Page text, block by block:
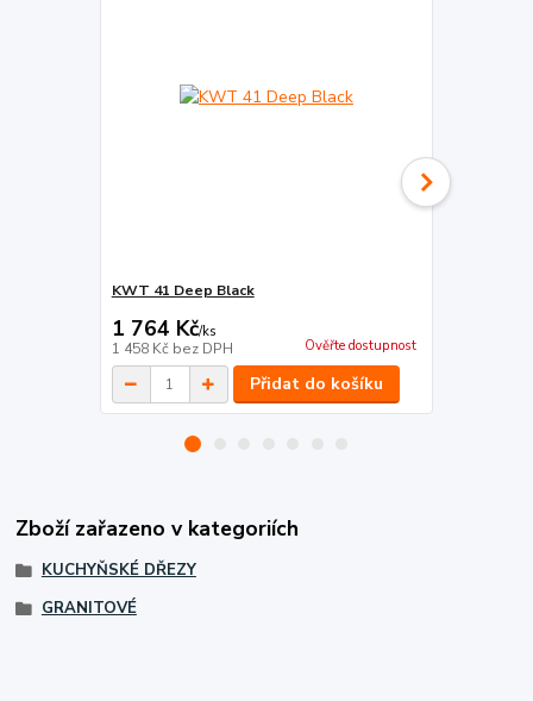
KWT 41 Deep Black
1 764 Kč/ks
1 458 Kč bez DPH Ověřte dostupnost
Přidat do košíku
Zboží zařazeno v kategoriích
KUCHYŇSKÉ DŘEZY
GRANITOVÉ